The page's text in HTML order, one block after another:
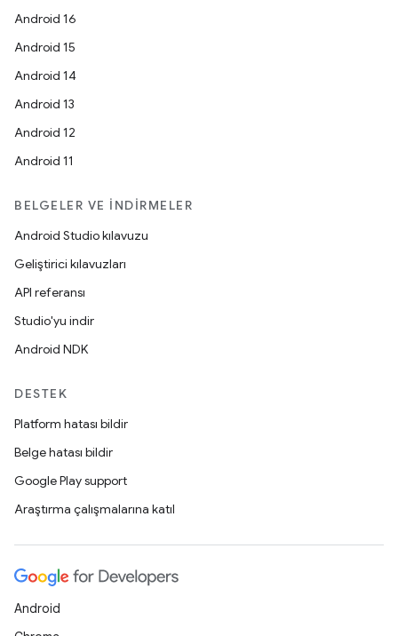
Android 16
Android 15
Android 14
Android 13
Android 12
Android 11
BELGELER VE İNDIRMELER
Android Studio kılavuzu
Geliştirici kılavuzları
API referansı
Studio'yu indir
Android NDK
DESTEK
Platform hatası bildir
Belge hatası bildir
Google Play support
Araştırma çalışmalarına katıl
Android